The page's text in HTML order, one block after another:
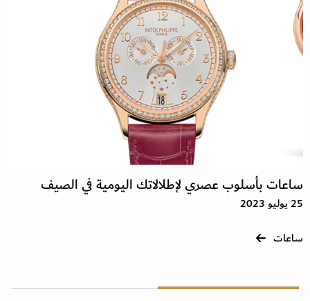
ساعات بأسلوب عصري لإطلالاتك اليومية في الصيف
25 يوليو 2023
ساعات